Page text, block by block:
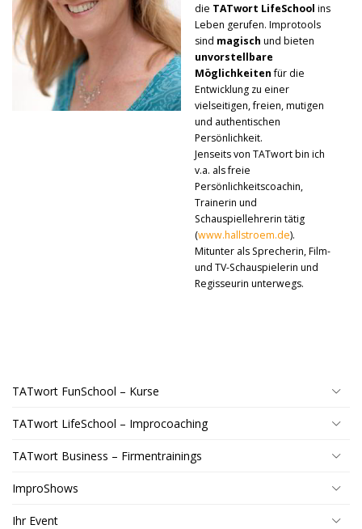
die TATwort LifeSchool ins
Leben gerufen. Improtools
sind magisch und bieten
unvorstellbare
Möglichkeitenfür die
Entwicklung zu einer
vielseitigen, freien, mutigen
und authentischen
Persönlichkeit.
Jenseits von TATwort bin ich
v.a. als freie
Persönlichkeitscoachin,
Trainerin und
Schauspiellehrerin tätig
(www.hallstroem.de).
Mitunter als Sprecherin, Film-
und TV-Schauspielerin und
Regisseurin unterwegs.
TATwort FunSchool – Kurse
TATwort LifeSchool – Improcoaching
TATwort Business – Firmentrainings
ImproShows
Ihr Event